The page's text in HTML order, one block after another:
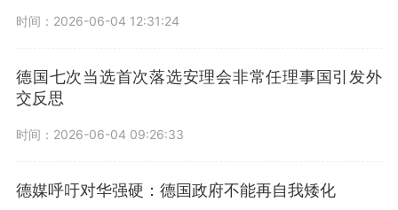
时间：2026-06-04 12:31:24
德国七次当选首次落选安理会非常任理事国引发外
交反思
时间：2026-06-04 09:26:33
德媒呼吁对华强硬：德国政府不能再自我矮化